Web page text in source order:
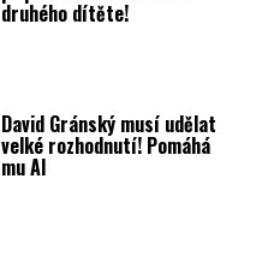
druhého dítěte!
David Gránský musí udělat
velké rozhodnutí! Pomáhá
mu AI